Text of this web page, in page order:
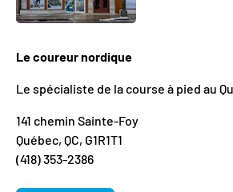
Le coureur nordique
Le spécialiste de la course à pied au
141 chemin Sainte-Foy
Québec, QC, G1R1T1
(418) 353-2386